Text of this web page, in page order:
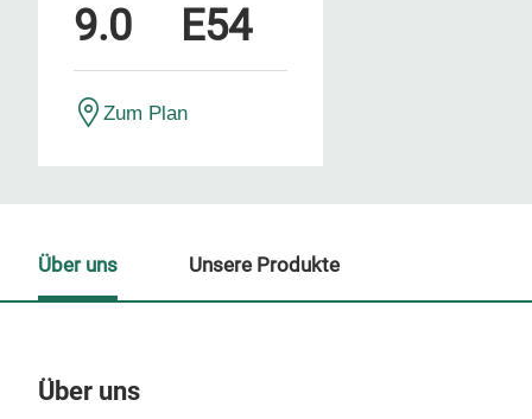
9.0 E54
Zum Plan
Über uns
Über uns Unsere Produkte